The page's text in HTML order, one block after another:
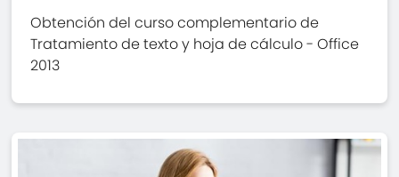
Obtención del curso complementario de
Tratamiento de texto y hoja de cálculo - Office
2013